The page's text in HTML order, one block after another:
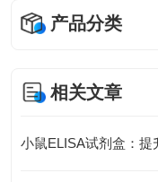
产品分类
相关文章